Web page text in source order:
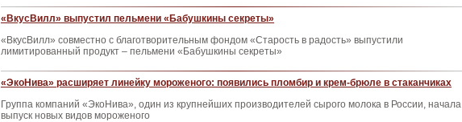
«ВкусВилл» выпустил пельмени «Бабушкины секреты»
«ВкусВилл» совместно с благотворительным фондом «Старость в радость» выпустили
лимитированный продукт – пельмени «Бабушкины секреты»
«ЭкоНива» расширяет линейку мороженого: появились пломбир и крем-брюле в стаканчиках
Группа компаний «ЭкоНива», один из крупнейших производителей сырого молока в России, начала
выпуск новых видов мороженого